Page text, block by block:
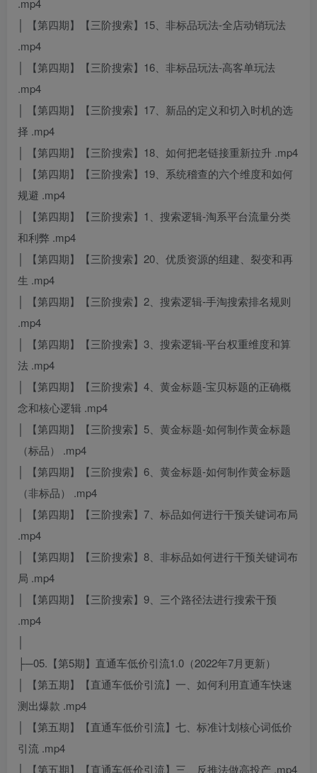
.mp4
│ 【第四期】【三阶搜索】15、非标品玩法-全店动销玩法
.mp4
│ 【第四期】【三阶搜索】16、非标品玩法-高客单玩法
.mp4
│ 【第四期】【三阶搜索】17、新品的定义和切入时机的选
择 .mp4
│ 【第四期】【三阶搜索】18、如何把老链接重新拉升 .mp4
│ 【第四期】【三阶搜索】19、系统稽查的六个维度和如何
规避 .mp4
│ 【第四期】【三阶搜索】1、搜索逻辑-淘系平台流量分类
和利弊 .mp4
│ 【第四期】【三阶搜索】20、优质资源的组建、裂变和再
生 .mp4
│ 【第四期】【三阶搜索】2、搜索逻辑-手淘搜索排名规则
.mp4
│ 【第四期】【三阶搜索】3、搜索逻辑-平台权重维度和算
法 .mp4
│ 【第四期】【三阶搜索】4、黄金标题-宝贝标题的正确概
念和核心逻辑 .mp4
│ 【第四期】【三阶搜索】5、黄金标题-如何制作黄金标题
（标品） .mp4
│ 【第四期】【三阶搜索】6、黄金标题-如何制作黄金标题
（非标品） .mp4
│ 【第四期】【三阶搜索】7、标品如何进行干预关键词布局
.mp4
│ 【第四期】【三阶搜索】8、非标品如何进行干预关键词布
局 .mp4
│ 【第四期】【三阶搜索】9、三个路径法进行搜索干预
.mp4
├─05.【第5期】直通车低价引流1.0（2022年7月更新）
│ 【第五期】【直通车低价引流】一、如何利用直通车快速
测出爆款 .mp4
│ 【第五期】【直通车低价引流】七、标准计划核心词低价
引流 .mp4
│ 【第五期】【直通车低价引流】三、反推法做高投产 .mp4